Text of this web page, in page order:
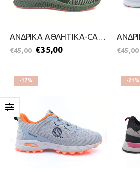
ΑΝΔΡΙΚΑ ΑΘΛΗΤΙΚΑ-CANGURO-2299-0393-ΛΑΔΙ
€45,00 €35,00 €45,00
-17% -21%